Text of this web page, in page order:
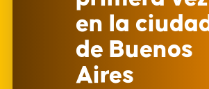
en la ciudad
de Buenos
Aires